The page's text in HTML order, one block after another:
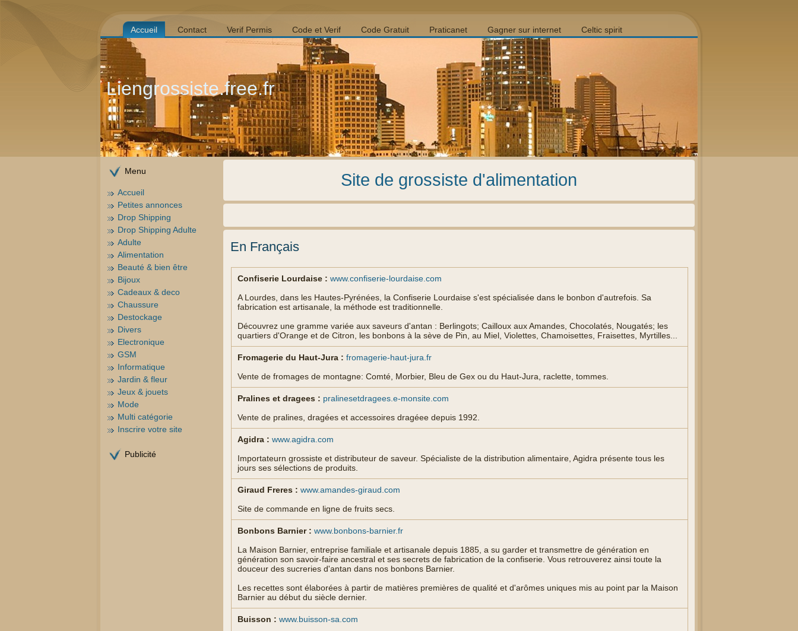
Accueil Contact Verif Permis Code et Verif Code Gratuit Praticanet Gagner sur internet Celtic spirit
Liengrossiste.free.fr
Menu
Accueil
Petites annonces
Drop Shipping
Drop Shipping Adulte
Adulte
Alimentation
Beauté & bien être
Bijoux
Cadeaux & deco
Chaussure
Destockage
Divers
Electronique
GSM
Informatique
Jardin & fleur
Jeux & jouets
Mode
Multi catégorie
Inscrire votre site
Publicité
Site de grossiste d'alimentation
En Français
Confiserie Lourdaise : www.confiserie-lourdaise.com
A Lourdes, dans les Hautes-Pyrénées, la Confiserie Lourdaise s'est spécialisée dans le bonbon d'autrefois. Sa
fabrication est artisanale, la méthode est traditionnelle.
Découvrez une gramme variée aux saveurs d'antan : Berlingots; Cailloux aux Amandes, Chocolatés, Nougatés; les
quartiers d'Orange et de Citron, les bonbons à la sève de Pin, au Miel, Violettes, Chamoisettes, Fraisettes, Myrtilles...
Fromagerie du Haut-Jura : fromagerie-haut-jura.fr
Vente de fromages de montagne: Comté, Morbier, Bleu de Gex ou du Haut-Jura, raclette, tommes.
Pralines et dragees : pralinesetdragees.e-monsite.com
Vente de pralines, dragées et accessoires dragéee depuis 1992.
Agidra : www.agidra.com
Importateurn grossiste et distributeur de saveur. Spécialiste de la distribution alimentaire, Agidra présente tous les
jours ses sélections de produits.
Giraud Freres : www.amandes-giraud.com
Site de commande en ligne de fruits secs.
Bonbons Barnier : www.bonbons-barnier.fr
La Maison Barnier, entreprise familiale et artisanale depuis 1885, a su garder et transmettre de génération en
génération son savoir-faire ancestral et ses secrets de fabrication de la confiserie. Vous retrouverez ainsi toute la
douceur des sucreries d'antan dans nos bonbons Barnier.
Les recettes sont élaborées à partir de matières premières de qualité et d'arômes uniques mis au point par la Maison
Barnier au début du siècle dernier.
Buisson : www.buisson-sa.com